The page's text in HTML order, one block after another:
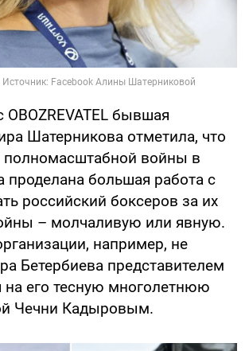
OBOZREVATEL бывшая
Шатерникова отметила, что
полномасштабной войны в
проделана большая работа с
российский боксеров за их
– молчаливую или явную.
например, не
Бетербиева представителем
его тесную многолетнюю
Чечни Кадыровым.